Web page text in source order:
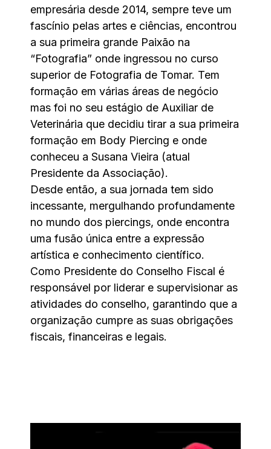
empresária desde 2014, sempre teve um
fascínio pelas artes e ciências, encontrou
a sua primeira grande Paixão na
“Fotografia” onde ingressou no curso
superior de Fotografia de Tomar. Tem
formação em várias áreas de negócio
mas foi no seu estágio de Auxiliar de
Veterinária que decidiu tirar a sua primeira
formação em Body Piercing e onde
conheceu a Susana Vieira (atual
Presidente da Associação).
Desde então, a sua jornada tem sido
incessante, mergulhando profundamente
no mundo dos piercings, onde encontra
uma fusão única entre a expressão
artística e conhecimento científico.
Como Presidente do Conselho Fiscal é
responsável por liderar e supervisionar as
atividades do conselho, garantindo que a
organização cumpre as suas obrigações
fiscais, financeiras e legais.